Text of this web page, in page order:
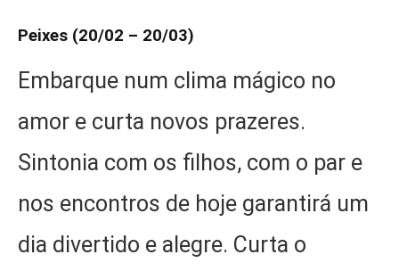
Peixes (20/02 – 20/03)
Embarque num clima mágico no
amor e curta novos prazeres.
Sintonia com os filhos, com o par e
nos encontros de hoje garantirá um
dia divertido e alegre. Curta o